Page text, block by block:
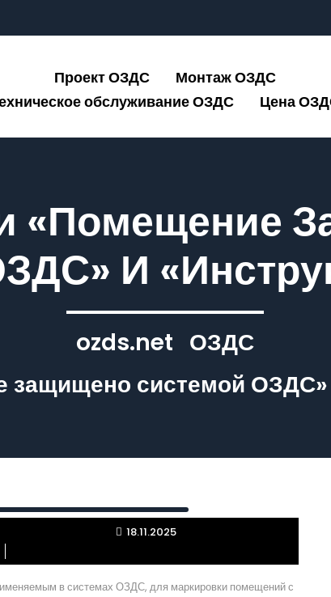
Проект ОЗДС
Монтаж ОЗДС
обслуживание ОЗДС
Цена
«Помещение
И
ozds.net ОЗДС
защищено системой
18.11.2025
в системах ОЗДС, для маркировки помещений с